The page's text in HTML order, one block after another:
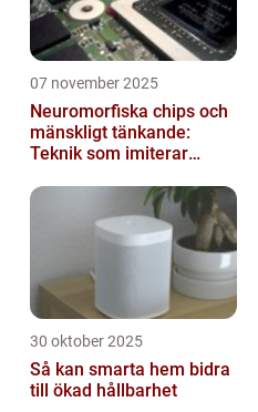
07 november 2025
Neuromorfiska chips och
mänskligt tänkande:
Teknik som imiterar
30 oktober 2025
Så kan smarta hem bidra
till ökad hållbarhet